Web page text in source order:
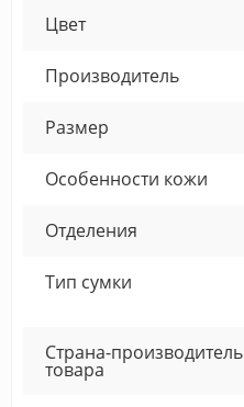
Цвет
Производитель
Размер
Особенности кожи
Отделения
Тип сумки
Страна-производитель
товара